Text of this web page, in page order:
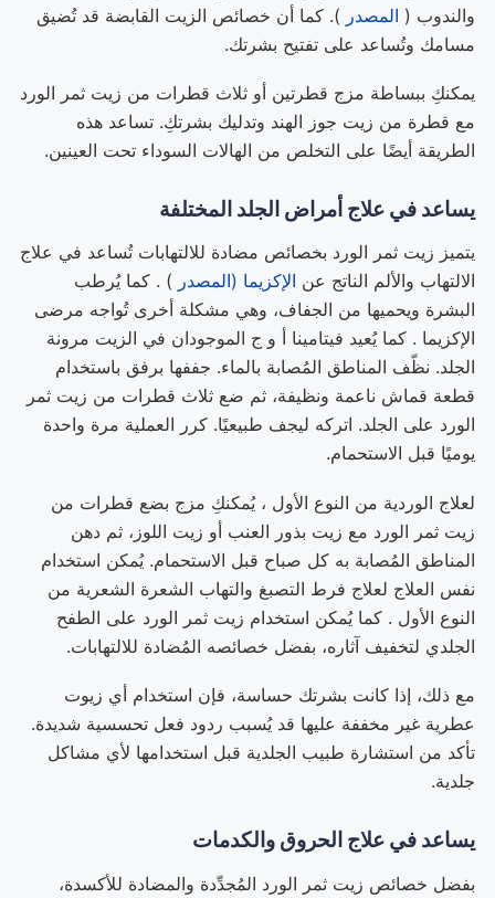
والندوب ( المصدر ). كما أن خصائص الزيت القابضة قد تُضيق
مسامك وتُساعد على تفتيح بشرتك.
يمكنكِ ببساطة مزج قطرتين أو ثلاث قطرات من زيت ثمر الورد
مع قطرة من زيت جوز الهند وتدليك بشرتكِ. تساعد هذه
الطريقة أيضًا على التخلص من الهالات السوداء تحت العينين.
يساعد في علاج أمراض الجلد المختلفة
يتميز زيت ثمر الورد بخصائص مضادة للالتهابات تُساعد في علاج
الالتهاب والألم الناتج عن الإكزيما (المصدر ) . كما يُرطب
البشرة ويحميها من الجفاف، وهي مشكلة أخرى تُواجه مرضى
الإكزيما . كما يُعيد فيتامينا أ و ج الموجودان في الزيت مرونة
الجلد. نظّف المناطق المُصابة بالماء. جففها برفق باستخدام
قطعة قماش ناعمة ونظيفة، ثم ضع ثلاث قطرات من زيت ثمر
الورد على الجلد. اتركه ليجف طبيعيًا. كرر العملية مرة واحدة
يوميًا قبل الاستحمام.
لعلاج الوردية من النوع الأول ، يُمكنكِ مزج بضع قطرات من
زيت ثمر الورد مع زيت بذور العنب أو زيت اللوز، ثم دهن
المناطق المُصابة به كل صباح قبل الاستحمام. يُمكن استخدام
نفس العلاج لعلاج فرط التصبغ والتهاب الشعرة الشعرية من
النوع الأول . كما يُمكن استخدام زيت ثمر الورد على الطفح
الجلدي لتخفيف آثاره، بفضل خصائصه المُضادة للالتهابات.
مع ذلك، إذا كانت بشرتك حساسة، فإن استخدام أي زيوت
عطرية غير مخففة عليها قد يُسبب ردود فعل تحسسية شديدة.
تأكد من استشارة طبيب الجلدية قبل استخدامها لأي مشاكل
جلدية.
يساعد في علاج الحروق والكدمات
بفضل خصائص زيت ثمر الورد المُجدِّدة والمضادة للأكسدة،